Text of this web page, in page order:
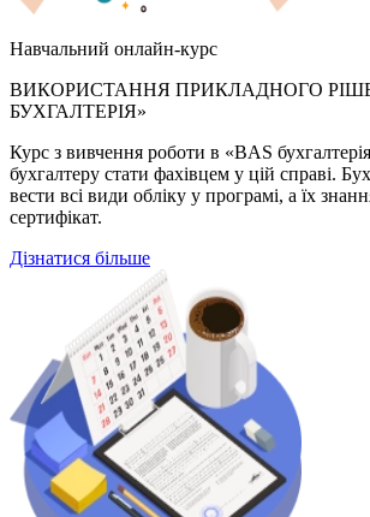
Навчальний онлайн-курс
ВИКОРИСТАННЯ ПРИКЛАДНОГО
БУХГАЛТЕРІЯ»
Курс з вивчення роботи в «BAS
бухгалтеру стати фахівцем у цій справі.
вести всі види обліку у програмі, а їх
сертифікат.
Дізнатися більше